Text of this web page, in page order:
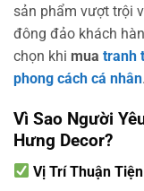
sản phẩm vượt trội
đông đảo khách
chọn khi mua tranh
phong cách cá nhân.
Vì Sao Người
Hưng Decor?
Vị Trí Thuận